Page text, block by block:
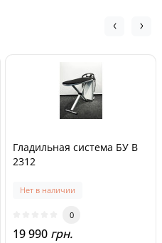
Гладильная система БУ B
2312
Нет в наличии
0
19 990 грн.